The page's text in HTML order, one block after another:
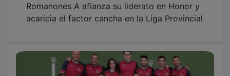
Romanones A afianza su liderato en Honor y
acaricia el factor cancha en la Liga Provincial